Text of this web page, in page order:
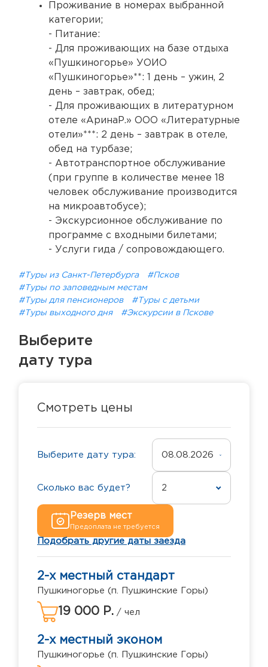
Проживание в номерах выбранной
категории;
- Питание:
- Для проживающих на базе отдыха
«Пушкиногорье» УОИО
«Пушкиногорье»**: 1 день – ужин, 2
день – завтрак, обед;
- Для проживающих в литературном
отеле «АринаР.» ООО «Литературные
отели»***: 2 день – завтрак в отеле,
обед на турбазе;
- Автотранспортное обслуживание
(при группе в количестве менее 18
человек обслуживание производится
на микроавтобусе);
- Экскурсионное обслуживание по
программе с входными билетами;
- Услуги гида / сопровождающего.
#Туры из Санкт-Петербурга
#Псков
#Туры по заповедным местам
#Туры для пенсионеров
#Туры с детьми
#Туры выходного дня
#Экскурсии в Пскове
Выберите
дату тура
Смотреть цены
Выберите дату тура: 08.08.2026
Сколько вас будет? 2
Резерв мест
Предоплата не требуется
Подобрать другие даты заезда
2-х местный стандарт
Пушкиногорье (п. Пушкинские Горы)
19 000 Р. / чел
2-х местный эконом
Пушкиногорье (п. Пушкинские Горы)